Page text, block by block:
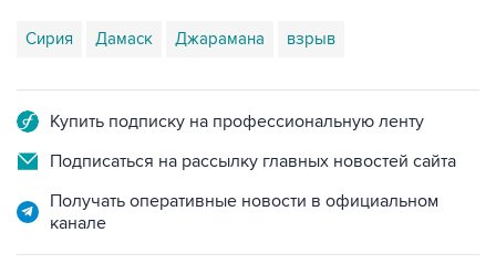
Сирия Дамаск Джарамана взрыв
Купить подписку на профессиональную ленту
Подписаться на рассылку главных новостей сайта
Получать оперативные новости в официальном
канале